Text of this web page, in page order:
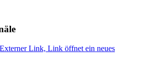
Link, Link öffnet ein neues